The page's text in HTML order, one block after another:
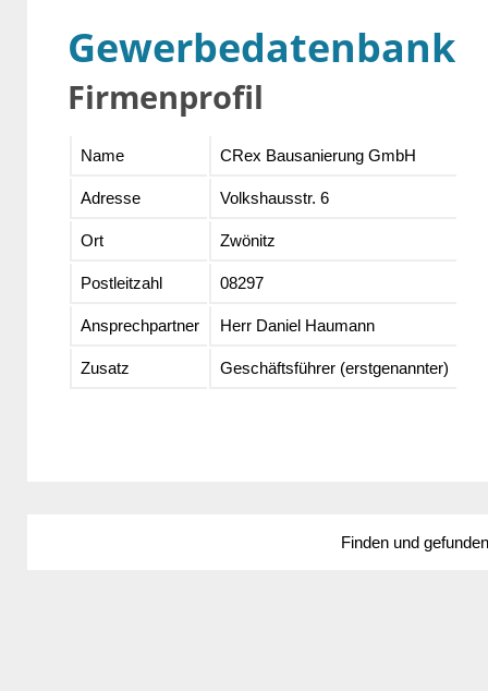
Gewerbedatenbank
Firmenprofil
Name CRex Bausanierung GmbH
Adresse Volkshausstr. 6
Ort Zwönitz
Postleitzahl 08297
Ansprechpartner Herr Daniel Haumann
Zusatz Geschäftsführer (erstgenannter)
Finden und